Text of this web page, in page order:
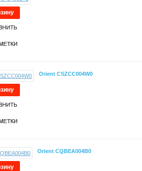
Orient CSZCC004W0
Orient CQBEA004B0